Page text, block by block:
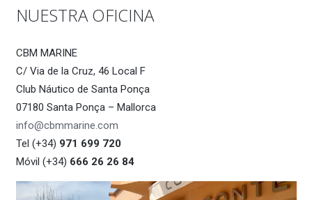
NUESTRA OFICINA
CBM MARINE
C/ Via de la Cruz, 46 Local F
Club Náutico de Santa Ponça
07180 Santa Ponça – Mallorca
info@cbmmarine.com
Tel (+34) 971 699 720
Móvil (+34) 666 26 26 84